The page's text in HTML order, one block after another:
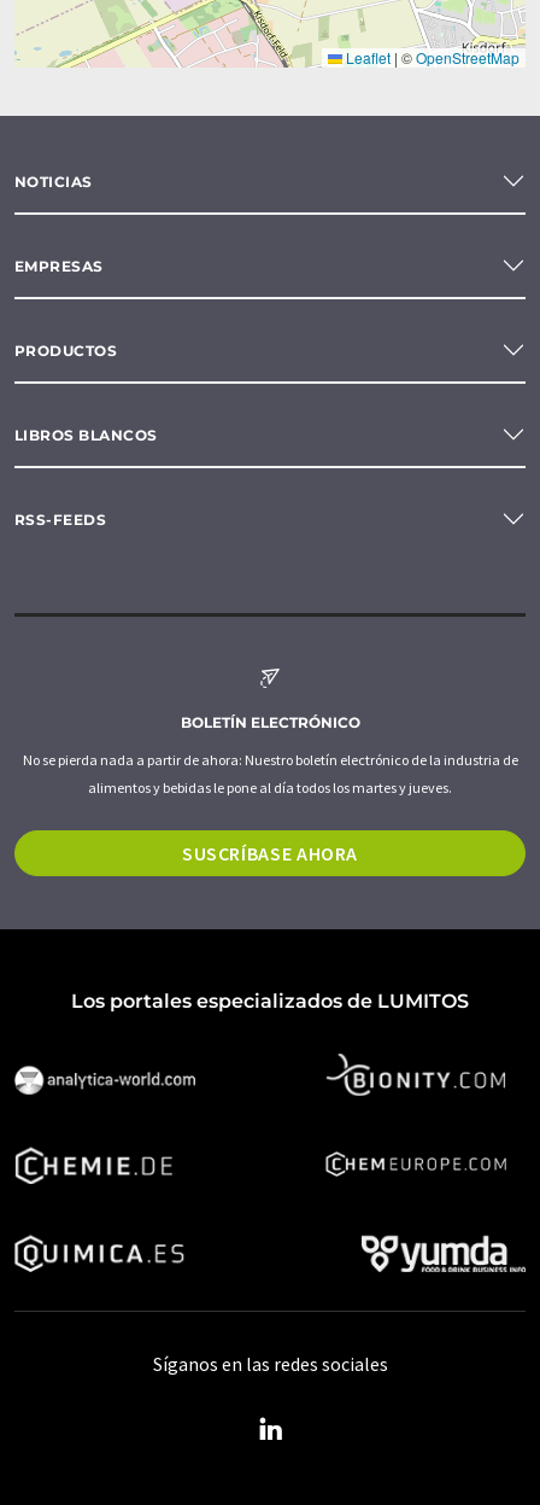
Leaflet | ©OpenStreetMap
NOTICIAS
EMPRESAS
PRODUCTOS
LIBROS BLANCOS
RSS-FEEDS
BOLETÍN ELECTRÓNICO
No se pierda nada a partir de ahora: Nuestro boletín electrónico de la industria de
alimentos y bebidas le pone al día todos los martes y jueves.
SUSCRÍBASE AHORA
Los portales especializados de LUMITOS
Síganos en las redes sociales